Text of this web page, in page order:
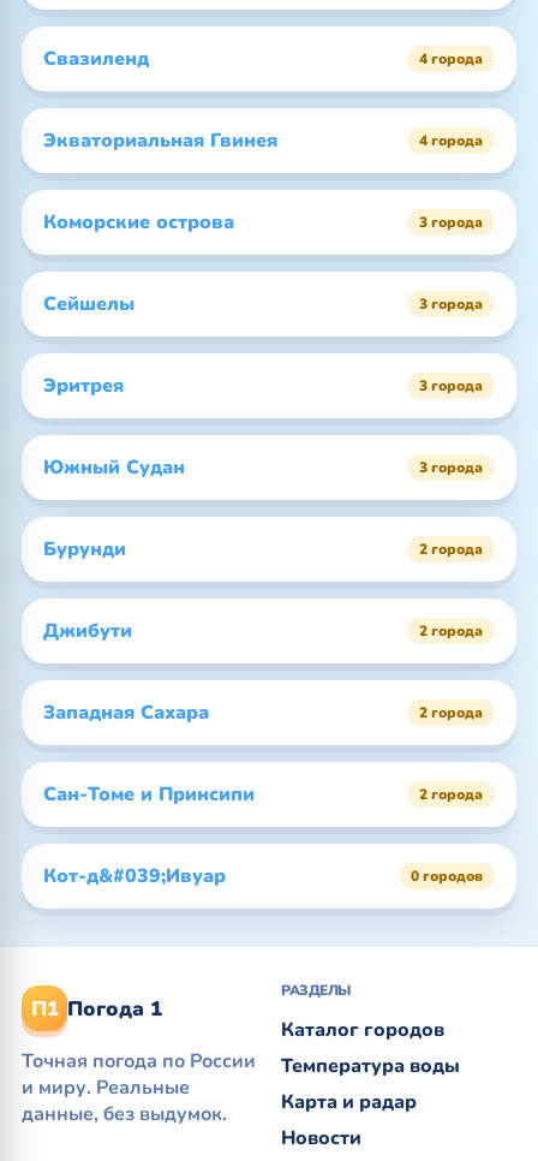
Свазиленд 4 города
Экваториальная Гвинея 4 города
Коморские острова 3 города
Сейшелы 3 города
Эритрея 3 города
Южный Судан 3 города
Бурунди 2 города
Джибути 2 города
Западная Сахара 2 города
Сан-Томе и Принсипи 2 города
Кот-д&#039;Ивуар 0 городов
П1 Погода 1
Точная погода по России
и миру. Реальные
данные, без выдумок.
РАЗДЕЛЫ
Каталог городов
Температура воды
Карта и радар
Новости